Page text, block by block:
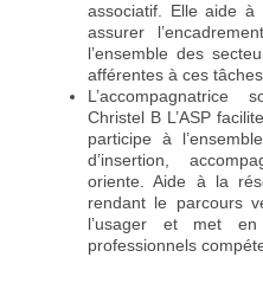
associatif. Elle aide
assurer
l’ensemble des
afférentes à ces tâches.
L’accompagnatrice
Christel B L’ASP
participe à
d’insertion,
oriente. Aide à la
rendant le parcours
l’usager et met
professionnels